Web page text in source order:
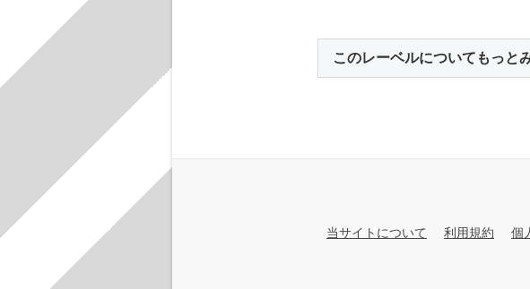
このレーベルについてもっと
当サイトについて 利用規約 個